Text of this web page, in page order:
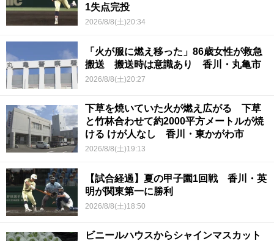
1失点完投
2026/8/8(土)20:34
「火が服に燃え移った」86歳女性が救急
搬送 搬送時は意識あり 香川・丸亀市
2026/8/8(土)20:27
下草を焼いていた火が燃え広がる 下草
と竹林合わせて約2000平方メートルが焼
ける けが人なし 香川・東かがわ市
2026/8/8(土)19:13
【試合経過】夏の甲子園1回戦 香川・英
明が関東第一に勝利
2026/8/8(土)18:50
ビニールハウスからシャインマスカット